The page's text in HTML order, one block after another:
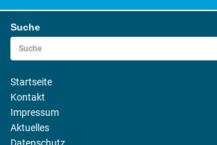
Suche
Startseite
Kontakt
Impressum
Aktuelles